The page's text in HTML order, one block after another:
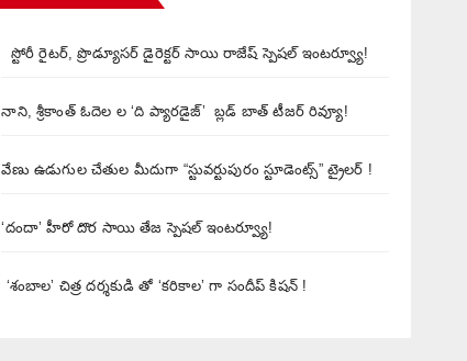
స్టోరీ రైటర్, ప్రొడ్యూసర్ డైరెక్టర్ సాయి రాజేష్ స్పెషల్ ఇంటర్వ్యూ!
నాని, శ్రీకాంత్ ఓదెల ల ‘ది ప్యారడైజ్’ బ్లడ్ బాత్ టీజర్ రివ్యూ!
వేణు ఉడుగుల చేతుల మీదుగా “స్టువర్టుపురం స్టూడెంట్స్” ట్రైలర్ !
‘దందా’ హీరో దొర సాయి తేజ స్పెషల్ ఇంటర్వ్యూ!
‘శంబాల’ చిత్ర దర్శకుడి తో ‘కరికాల’ గా సందీప్ కిషన్ !